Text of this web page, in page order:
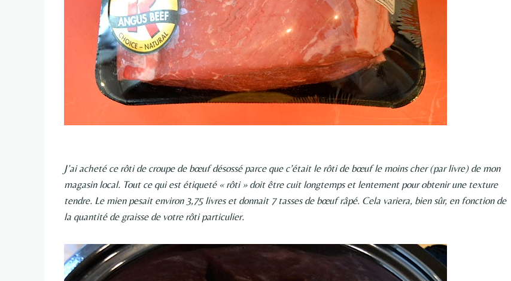
J’ai acheté ce rôti de croupe de bœuf désossé parce que c’était le rôti de bœuf le moins cher (par livre) de mon
magasin local. Tout ce qui est étiqueté « rôti » doit être cuit longtemps et lentement pour obtenir une texture
tendre. Le mien pesait environ 3,75 livres et donnait 7 tasses de bœuf râpé. Cela variera, bien sûr, en fonction de
la quantité de graisse de votre rôti particulier.